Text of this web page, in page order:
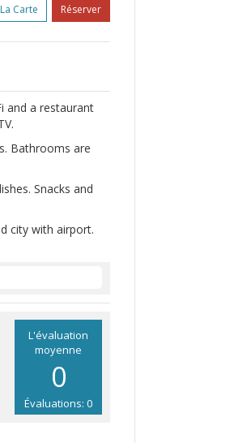
Carte Réserver
and a restaurant
Bathrooms are
Snacks and
city with airport.
L'évaluation
moyenne
0
Évaluations: 0